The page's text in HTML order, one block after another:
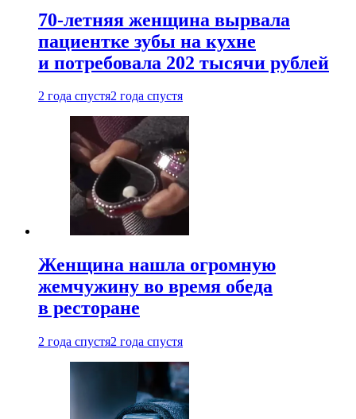
70-летняя женщина вырвала
пациентке зубы на кухне
и потребовала 202 тысячи рублей
2 года спустя2 года спустя
Женщина нашла огромную
жемчужину во время обеда
в ресторане
2 года спустя2 года спустя